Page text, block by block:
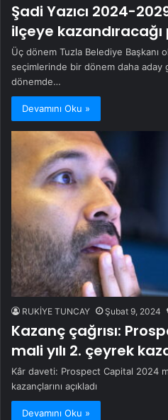
Şadi Yazıcı 2024-
ilçeye kazandıracağı
Üç dönem Tuzla Belediye Başkanı
seçimlerinde bir dönem daha aday
dönemde…
Devamını Oku »
RUKİYE TUNCAY Şubat 9, 2024
Kazanç çağrısı:
mali yılı 2. çeyrek
Kâr daveti: Prospect Capital 2024
kazançlarını açıkladı
Devamını Oku »